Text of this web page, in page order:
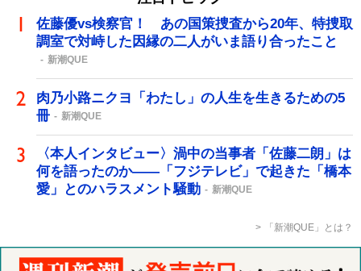
佐藤優vs検察官！ あの国策捜査から20年、特捜取
調室で対峙した因縁の二人がいま語り合ったこと
新潮QUE
肉乃小路ニクヨ「わたし」の人生を生きるための5
冊
新潮QUE
〈本人インタビュー〉渦中の当事者「佐藤二朗」は
何を語ったのか――「フジテレビ」で起きた「橋本
愛」とのハラスメント騒動
新潮QUE
「新潮QUE」とは？